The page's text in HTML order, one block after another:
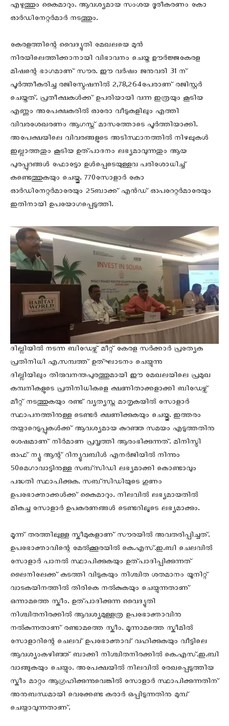
എഴുത്തും കൈമാറും. ആവശ്യമായ സംശയ ദൂരീകരണം കോ
ഓര്‍ഡിനേറ്റര്‍മാര്‍ നടത്തും.
കേരളത്തിന്റെ വൈദ്യുതി മേഖലയെ മുന്‍
നിരയിലെത്തിക്കാനായി വിഭാവനം ചെയ്ത ഊര്‍ജ്ജകേരള
മിഷന്റെ ഭാഗമാണ് സൗര. ഈ വര്‍ഷം ജനുവരി 31 ന്
പൂര്‍ത്തീകരിച്ച രജിസ്ട്രേഷനില്‍ 2,78,264പേരാണ് രജിസ്റ്റര്‍
ചെയ്തത്. പ്രതീക്ഷകള്‍ക്ക് ഉപരിയായി വന്ന ഇത്രയും കൂടിയ
എണ്ണം അപേക്ഷകരില്‍ ഓരോ വീടുകളിലും എത്തി
വിവരശേഖരണം ആഗസ്ത് മാസത്തോടെ പൂര്‍ത്തിയാക്കി.
അപേക്ഷയിലെ വിവരങ്ങളുടെ അടിസ്ഥാനത്തില്‍ നിഴലുകള്‍
ഇല്ലാത്തതും കൂടിയ ഉത്പാദനം ലഭ്യമാവുന്നതും ആയ
പുരപ്പുറങ്ങള്‍ ഫോട്ടോ ഉള്‍പ്പെടെയുള്ളവ പരിശോധിച്ച്
കണ്ടെത്തുകയും ചെയ്തു. 770സോളാര്‍ കോ
ഓര്‍ഡിനേറ്റര്‍മാരേയും 25ബാക്ക് എന്‍ഡ് ഓപറേറ്റര്‍മാരേയും
ഇതിനായി ഉപയോഗപ്പെടുത്തി.
ദില്ലിയില്‍ നടന്ന ബിഡേഴ്സ് മീറ്റ് കേരള സര്‍ക്കാര്‍ പ്രത്യേക
പ്രതിനിധി എ.സമ്പത്ത് ഉത്ഘാടനം ചെയ്യുന്നു
ദില്ലിയിലും തിരുവനന്തപുരത്തുമായി ഈ മേഖലയിലെ പ്രമുഖ
കമ്പനികളുടെ പ്രതിനിധികളെ ക്ഷണിതാക്കളാക്കി ബിഡേഴ്സ്
മീറ്റ് നടത്തുകയും രണ്ട് വ്യത്യസ്ത മാതൃകയില്‍ സോളാര്‍
സ്ഥാപനത്തിനുള്ള ടെണ്ടര്‍ ക്ഷണിക്കുകയും ചെയ്തു. ഇത്തരം
തയ്യാറെടുപ്പുകള്‍ക്ക് ആവശ്യമായ കുറഞ്ഞ സമയം എടുത്തതിനു
ശേഷമാണ് നിര്‍മാണ പ്രവൃത്തി ആരംഭിക്കുന്നത്. മിനിസ്ട്രി
ഓഫ് ന്യൂ ആന്റ് റിന്യൂവബിള്‍ എനര്‍ജിയില്‍ നിന്നും
50മെഗാവാട്ടിനുള്ള സബ്സിഡി ലഭ്യമാക്കി കൊണ്ടാവും
പദ്ധതി സ്ഥാപിക്കുക. സബ്സിഡിയുടെ ഗുണം
ഉപഭോക്താക്കള്‍ക്ക് കൈമാറും. നിലവില്‍ ലഭ്യമായതില്‍
മികച്ച സോളാര്‍ ഉപകരണങ്ങള്‍ ടെണ്ടറിലൂടെ ലഭ്യമാക്കും.
മൂന്ന് തരത്തിലുള്ള സ്കീമുകളാണ് സൗരയില്‍ അവതരിപ്പിച്ചത്.
ഉപഭോക്താവിന്റെ മേല്‍ക്കൂരയില്‍ കെ.എസ്.ഇ.ബി ചെലവില്‍
സോളാര്‍ പാനല്‍ സ്ഥാപിക്കുകയും ഉത്പാദിപ്പിക്കുന്നത്
ലൈനിലേക്ക് കടത്തി വിടുകയും നിശ്ചിത ശതമാനം യൂനിറ്റ്
വാടകയിനത്തില്‍ തിരികെ നല്‍കുകയും ചെയ്യുന്നതാണ്
ഒന്നാമത്തെ സ്കീം. ഉത്പാദിക്കുന്ന വൈദ്യുതി
നിശ്ചിതനിരക്കില്‍ ആവശ്യമുള്ളത്ര ഉപഭോക്താവിനു
നല്‍കുന്നതാണ് രണ്ടാമത്തെ സ്കീം. മൂന്നാമത്തെ സ്കീമില്‍
സോളാറിന്റെ ചെലവ് ഉപഭോക്താവ് വഹിക്കുകയും വീട്ടിലെ
ആവശ്യംകഴിഞ്ഞ് ബാക്കി നിശ്ചിതനിരക്കില്‍ കെ.എസ്.ഇ.ബി
വാങ്ങുകയും ചെയ്യും. അപേക്ഷയില്‍ നിലവില്‍ രേഖപ്പെടുത്തിയ
സ്കീം മാറ്റം ആഗ്രഹിക്കുന്നുവെങ്കില്‍ സോളാര്‍ സ്ഥാപിക്കുന്നതിന്
അനുബന്ധമായി വെക്കേണ്ട കരാര്‍ ഒപ്പിടുന്നതിനു മുമ്പ്
ചെയ്യാവുന്നതാണ്.